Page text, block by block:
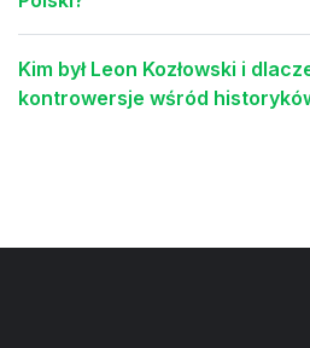
Kim był Leon Kozłowski i
kontrowersje wśród